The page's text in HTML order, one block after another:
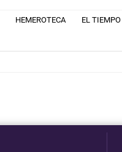
HEMEROTECA EL TIEMPO